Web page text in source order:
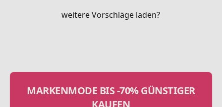
weitere Vorschläge laden?
MARKENMODE BIS -70% GÜNSTIGER
KAUFEN